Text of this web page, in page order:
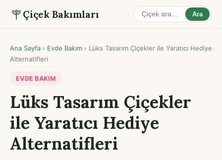
Çiçek Bakımları Ara
Ana Sayfa › Evde Bakım › Lüks Tasarım Çiçekler ile Yaratıcı Hediye
Alternatifleri
EVDE BAKIM
Lüks Tasarım Çiçekler
ile Yaratıcı Hediye
Alternatifleri